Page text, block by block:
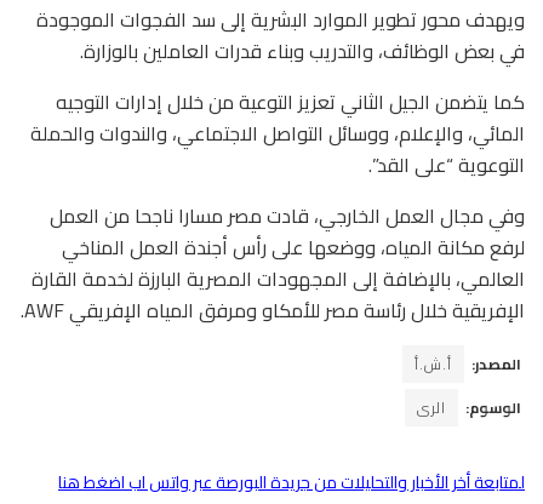
ويهدف محور تطوير الموارد البشرية إلى سد الفجوات الموجودة
في بعض الوظائف، والتدريب وبناء قدرات العاملين بالوزارة.
كما يتضمن الجيل الثاني تعزيز التوعية من خلال إدارات التوجيه
المائي، والإعلام، ووسائل التواصل الاجتماعي، والندوات والحملة
التوعوية “على القد”.
وفي مجال العمل الخارجي، قادت مصر مسارا ناجحا من العمل
لرفع مكانة المياه، ووضعها على رأس أجندة العمل المناخي
العالمي، بالإضافة إلى المجهودات المصرية البارزة لخدمة القارة
الإفريقية خلال رئاسة مصر للأمكاو ومرفق المياه الإفريقي AWF.
المصدر:
أ.ش.أ
الوسوم:
الرى
لمتابعة أخر الأخبار والتحليلات من جريدة البورصة عبر واتس اب اضغط هنا